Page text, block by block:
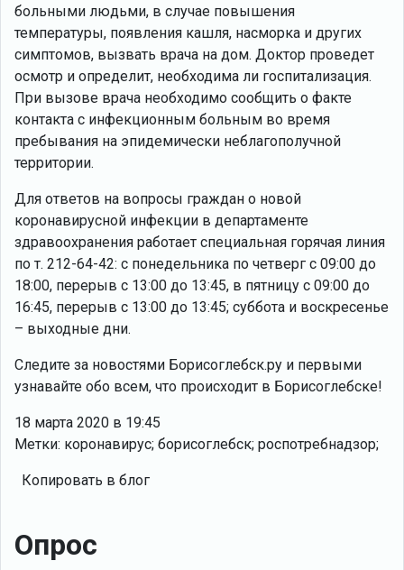
больными людьми, в случае повышения
температуры, появления кашля, насморка и других
симптомов, вызвать врача на дом. Доктор проведет
осмотр и определит, необходима ли госпитализация.
При вызове врача необходимо сообщить о факте
контакта с инфекционным больным во время
пребывания на эпидемически неблагополучной
территории.
Для ответов на вопросы граждан о новой
коронавирусной инфекции в департаменте
здравоохранения работает специальная горячая линия
по т. 212-64-42: с понедельника по четверг с 09:00 до
18:00, перерыв с 13:00 до 13:45, в пятницу с 09:00 до
16:45, перерыв с 13:00 до 13:45; суббота и воскресенье
– выходные дни.
Следите за новостями Борисоглебск.ру и первыми
узнавайте обо всем, что происходит в Борисоглебске!
18 марта 2020 в 19:45
Метки: коронавирус; борисоглебск; роспотребнадзор;
Копировать в блог
Опрос